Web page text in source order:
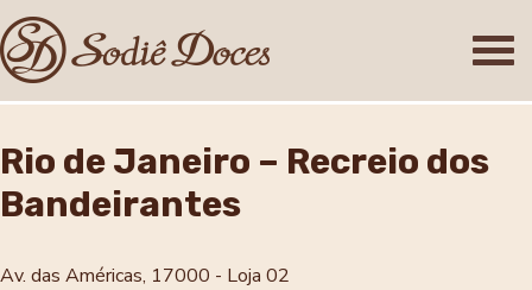
Rio de Janeiro – Recreio dos
Bandeirantes
Av. das Américas, 17000 - Loja 02